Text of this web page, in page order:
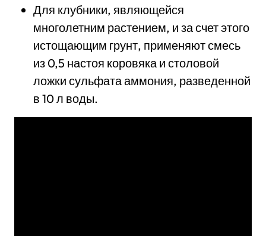
Для клубники, являющейся
многолетним растением, и за счет этого
истощающим грунт, применяют смесь
из 0,5 настоя коровяка и столовой
ложки сульфата аммония, разведенной
в 10 л воды.